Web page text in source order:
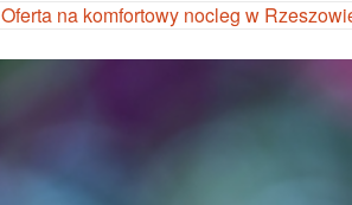
Oferta na komfortowy nocleg w